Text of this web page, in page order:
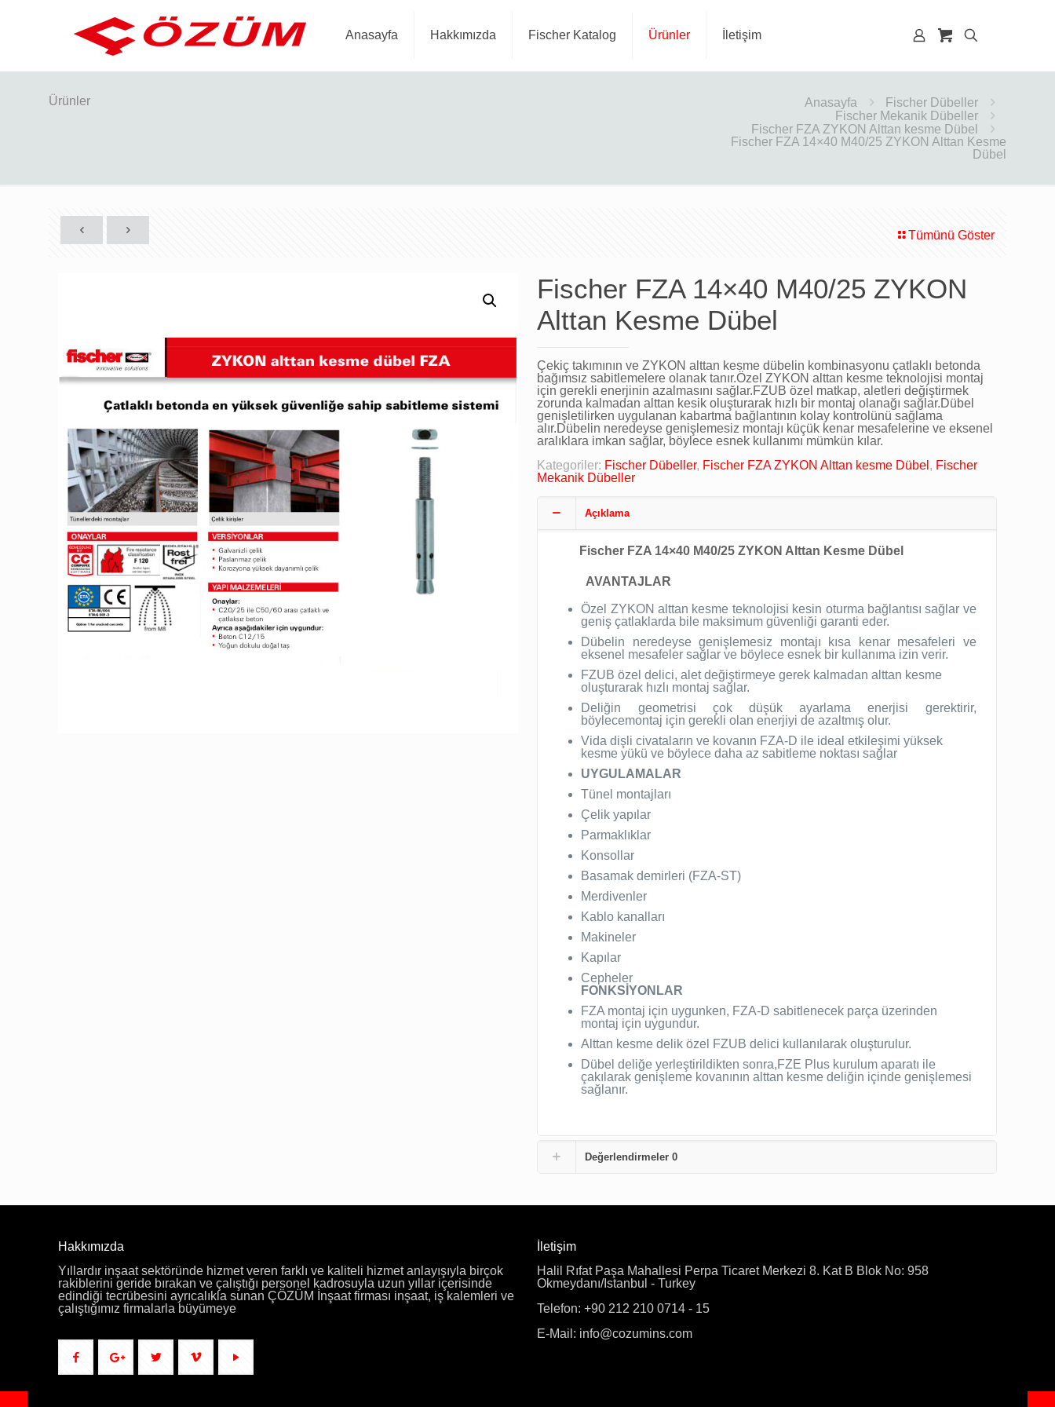
Anasayfa Hakkımızda Fischer Katalog Ürünler İletişim
Ürünler Anasayfa
Fischer Dübeller
Fischer Mekanik Dübeller
Fischer FZA ZYKON Alttan kesme Dübel
Fischer FZA 14×40 M40/25 ZYKON Alttan Kesme
Dübel
Tümünü Göster
Fischer FZA 14×40 M40/25 ZYKON
Alttan Kesme Dübel
Çekiç takımının ve ZYKON alttan kesme dübelin kombinasyonu çatlaklı betonda
bağımsız sabitlemelere olanak tanır.Özel ZYKON alttan kesme teknolojisi montaj
için gerekli enerjinin azalmasını sağlar.FZUB özel matkap, aletleri değiştirmek
zorunda kalmadan alttan kesik oluşturarak hızlı bir montaj olanağı sağlar.Dübel
genişletilirken uygulanan kabartma bağlantının kolay kontrolünü sağlama
alır.Dübelin neredeyse genişlemesiz montajı küçük kenar mesafelerine ve eksenel
aralıklara imkan sağlar, böylece esnek kullanımı mümkün kılar.
Kategoriler: Fischer Dübeller, Fischer FZA ZYKON Alttan kesme Dübel , Fischer
Mekanik Dübeller
Açıklama
Fischer FZA 14×40 M40/25 ZYKON Alttan Kesme Dübel
AVANTAJLAR
Özel ZYKON alttan kesme teknolojisi kesin oturma bağlantısı sağlar ve
geniş çatlaklarda bile maksimum güvenliği garanti eder.
Dübelin neredeyse genişlemesiz montajı kısa kenar mesafeleri ve
eksenel mesafeler sağlar ve böylece esnek bir kullanıma izin verir.
FZUB özel delici, alet değiştirmeye gerek kalmadan alttan kesme
oluşturarak hızlı montaj sağlar.
Deliğin geometrisi çok düşük ayarlama enerjisi gerektirir,
böylecemontaj için gerekli olan enerjiyi de azaltmış olur.
Vida dişli civataların ve kovanın FZA-D ile ideal etkileşimi yüksek
kesme yükü ve böylece daha az sabitleme noktası sağlar
UYGULAMALAR
Tünel montajları
Çelik yapılar
Parmaklıklar
Konsollar
Basamak demirleri (FZA-ST)
Merdivenler
Kablo kanalları
Makineler
Kapılar
Cepheler
FONKSİYONLAR
FZA montaj için uygunken, FZA-D sabitlenecek parça üzerinden
montaj için uygundur.
Alttan kesme delik özel FZUB delici kullanılarak oluşturulur.
Dübel deliğe yerleştirildikten sonra,FZE Plus kurulum aparatı ile
çakılarak genişleme kovanının alttan kesme deliğin içinde genişlemesi
sağlanır.
Değerlendirmeler 0
Hakkımızda
Yıllardır inşaat sektöründe hizmet veren farklı ve kaliteli hizmet anlayışıyla birçok
rakiblerini geride bırakan ve çalıştığı personel kadrosuyla uzun yıllar içerisinde
edindiği tecrübesini ayrıcalıkla sunan ÇÖZÜM İnşaat firması inşaat, iş kalemleri ve
çalıştığımız firmalarla büyümeye
İletişim
Halil Rıfat Paşa Mahallesi Perpa Ticaret Merkezi 8. Kat B Blok No: 958
Okmeydanı/Istanbul - Turkey
Telefon: +90 212 210 0714 - 15
E-Mail: info@cozumins.com